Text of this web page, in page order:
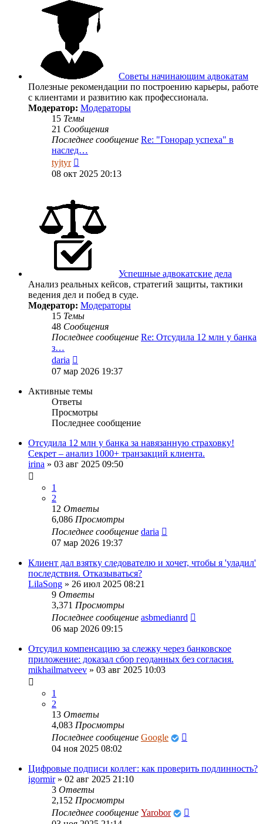
Советы начинающим адвокатам
Полезные рекомендации по построению карьеры, работе
с клиентами и развитию как профессионала.
Модератор: Модераторы
15 Темы
21 Сообщения
Последнее сообщение Re: "Гонорар успеха" в
наслед…
tyjtyr
к
08 окт 2025 20:13
Успешные адвокатские дела
Анализ реальных кейсов, стратегий защиты, тактики
ведения дел и побед в суде.
Модератор: Модераторы
15 Темы
48 Сообщения
Последнее сообщение Re: Отсудила 12 млн у банка
з…
daria
к
сообщению
07 мар 2026 19:37
Активные темы
Ответы
Просмотры
Последнее сообщение
Отсудила 12 млн у банка за навязанную страховку!
Секрет – анализ 1000+ транзакций клиента.
irina » 03 авг 2025 09:50
1
2
12 Ответы
6,086 Просмотры
Последнее сообщение daria
07 мар 2026 19:37
Клиент дал взятку следователю и хочет, чтобы я 'уладил'
последствия. Отказываться?
LilaSong » 26 июл 2025 08:21
9 Ответы
3,371 Просмотры
Последнее сообщение asbmedianrd
06 мар 2026 09:15
Отсудил компенсацию за слежку через банковское
приложение: доказал сбор геоданных без согласия.
mikhailmatveev » 03 авг 2025 10:03
1
2
13 Ответы
4,083 Просмотры
Последнее сообщение Google
04 ноя 2025 08:02
Цифровые подписи коллег: как проверить подлинность?
igormir» 02 авг 2025 21:10
3 Ответы
2,152 Просмотры
Последнее сообщение Yarobor